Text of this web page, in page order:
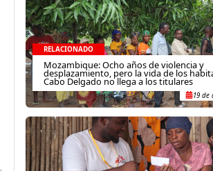
RELACIONADO
Mozambique: Ocho años de violencia y
desplazamiento, pero la vida de los
Cabo Delgado no llega a los titulares
19 de